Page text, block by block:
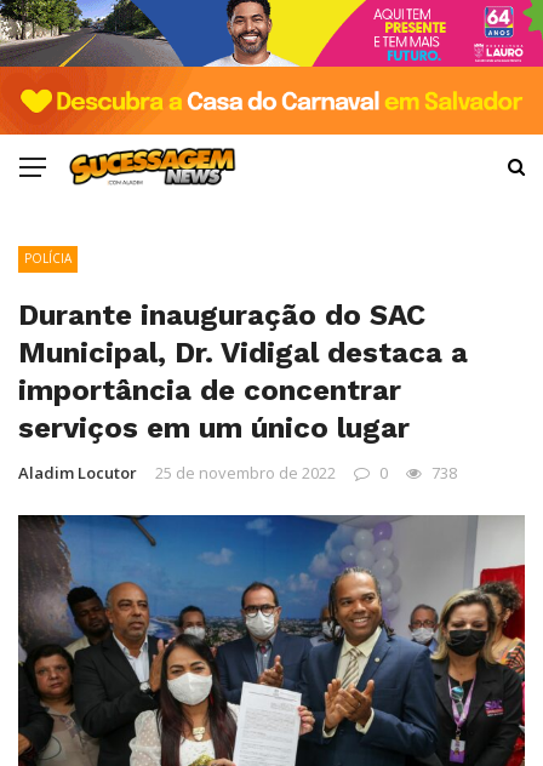
POLÍCIA
Durante inauguração do SAC
Municipal, Dr. Vidigal destaca a
importância de concentrar
serviços em um único lugar
Aladim Locutor 25 de novembro de 2022 0 738